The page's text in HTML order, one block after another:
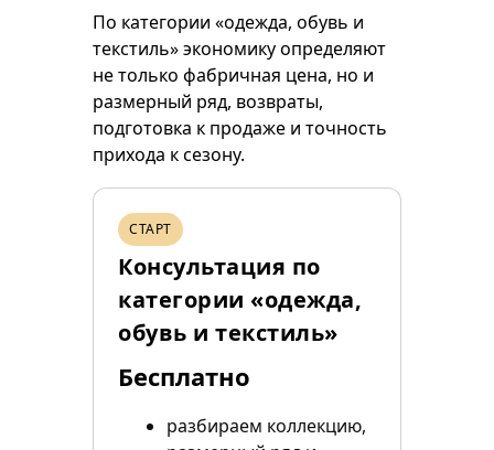
По категории «одежда, обувь и
текстиль» экономику определяют
не только фабричная цена, но и
размерный ряд, возвраты,
подготовка к продаже и точность
прихода к сезону.
СТАРТ
Консультация по
категории «одежда,
обувь и текстиль»
Бесплатно
разбираем коллекцию,